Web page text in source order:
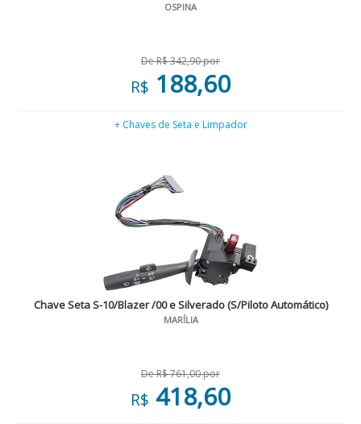
OSPINA
De R$ 342,90 por
R$ 188,60
+ Chaves de Seta e Limpador
Chave Seta S-10/Blazer /00 e Silverado (S/Piloto Automático)
MARÍLIA
De R$ 761,00 por
R$ 418,60